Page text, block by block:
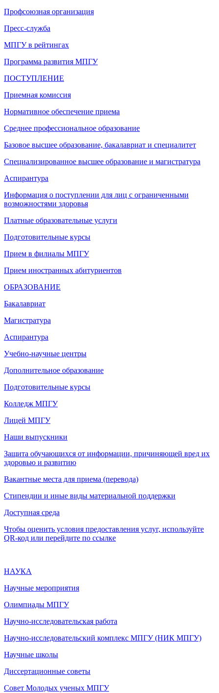
Профсоюзная организация
Пресс-служба
МПГУ в рейтингах
Программа развития МПГУ
ПОСТУПЛЕНИЕ
Приемная комиссия
Нормативное обеспечение приема
Среднее профессиональное образование
Базовое высшее образование, бакалавриат и специалитет
Специализированное высшее образование и магистратура
Аспирантура
Информация о поступлении для лиц с ограниченными
возможностями здоровья
Платные образовательные услуги
Подготовительные курсы
Прием в филиалы МПГУ
Прием иностранных абитуриентов
ОБРАЗОВАНИЕ
Бакалавриат
Магистратура
Аспирантура
Учебно-научные центры
Дополнительное образование
Подготовительные курсы
Колледж МПГУ
Лицей МПГУ
Наши выпускники
Защита обучающихся от информации, причиняющей вред их
здоровью и развитию
Вакантные места для приема (перевода)
Стипендии и иные виды материальной поддержки
Доступная среда
Чтобы оценить условия предоставления услуг, используйте
QR-код или перейдите по ссылке
НАУКА
Научные мероприятия
Олимпиады МПГУ
Научно-исследовательская работа
Научно-исследовательский комплекс МПГУ (НИК МПГУ)
Научные школы
Диссертационные советы
Совет Молодых ученых МПГУ